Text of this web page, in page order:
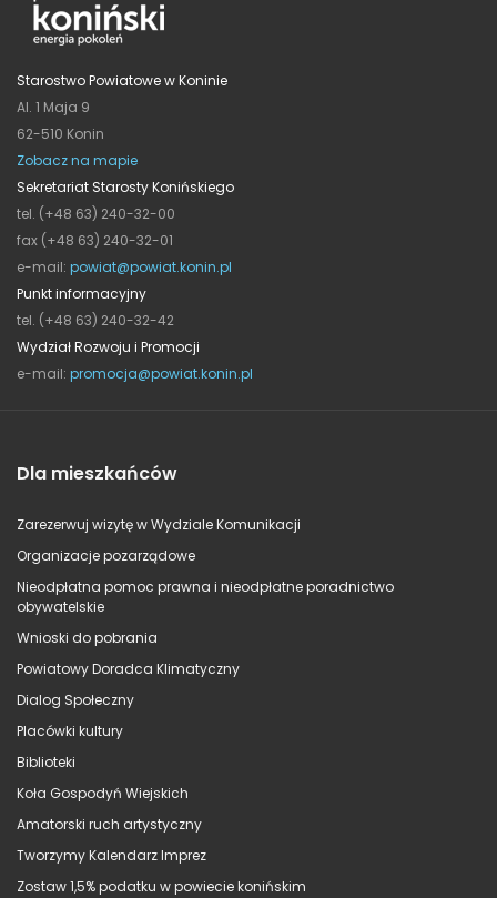
Starostwo Powiatowe w Koninie
Al. 1 Maja 9
62-510 Konin
Zobacz na mapie
Sekretariat Starosty Konińskiego
tel. (+48 63) 240-32-00
fax (+48 63) 240-32-01
e-mail: powiat@powiat.konin.pl
Punkt informacyjny
tel. (+48 63) 240-32-42
Wydział Rozwoju i Promocji
e-mail: promocja@powiat.konin.pl
Dla mieszkańców
Zarezerwuj wizytę w Wydziale Komunikacji
Organizacje pozarządowe
Nieodpłatna pomoc prawna i nieodpłatne poradnictwo
obywatelskie
Wnioski do pobrania
Powiatowy Doradca Klimatyczny
Dialog Społeczny
Placówki kultury
Biblioteki
Koła Gospodyń Wiejskich
Amatorski ruch artystyczny
Tworzymy Kalendarz Imprez
Zostaw 1,5% podatku w powiecie konińskim